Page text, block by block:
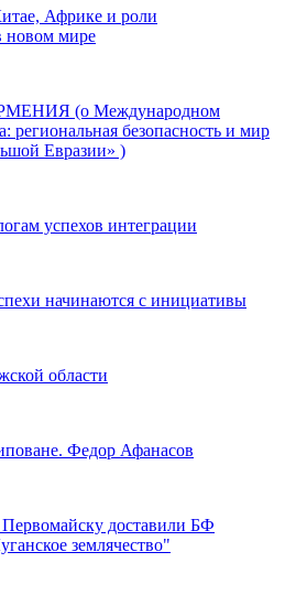
Африке и роли
новом мире
(о Международном
региональная безопасность и мир
Евразии» )
успехов интеграции
начинаются с инициативы
области
Федор Афанасов
доставили БФ
землячество"